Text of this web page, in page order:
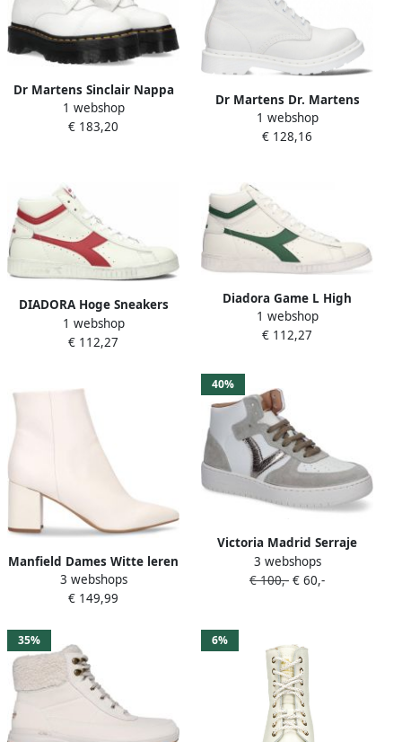
Dr Martens Sinclair Nappa
Milled Nappa Leather
Platform Boots Dr. Martens
1 webshop
€ 183,20
Dr Martens Dr. Martens
1460 PASCAL MONO
OPTICAL WHITE
schoenenPopulaire
damesschoenen Kleur Wit
beige
1 webshop
€ 128,16
DIADORA Hoge Sneakers
Game High Waxed Maat: 36
Materiaal: Leer Kleur: Wit
1 webshop
€ 112,27
Diadora Game L High
Waxed Hoge sneakers
Leren Sneaker Wit
1 webshop
€ 112,27
Manfield Dames Witte leren
enkellaarsjes met hak
3 webshops
€ 149,99
40%
Victoria Madrid Serraje
Metal High Sneakers Dames
3 webshops
€ 100,- € 60,-
35% 6%